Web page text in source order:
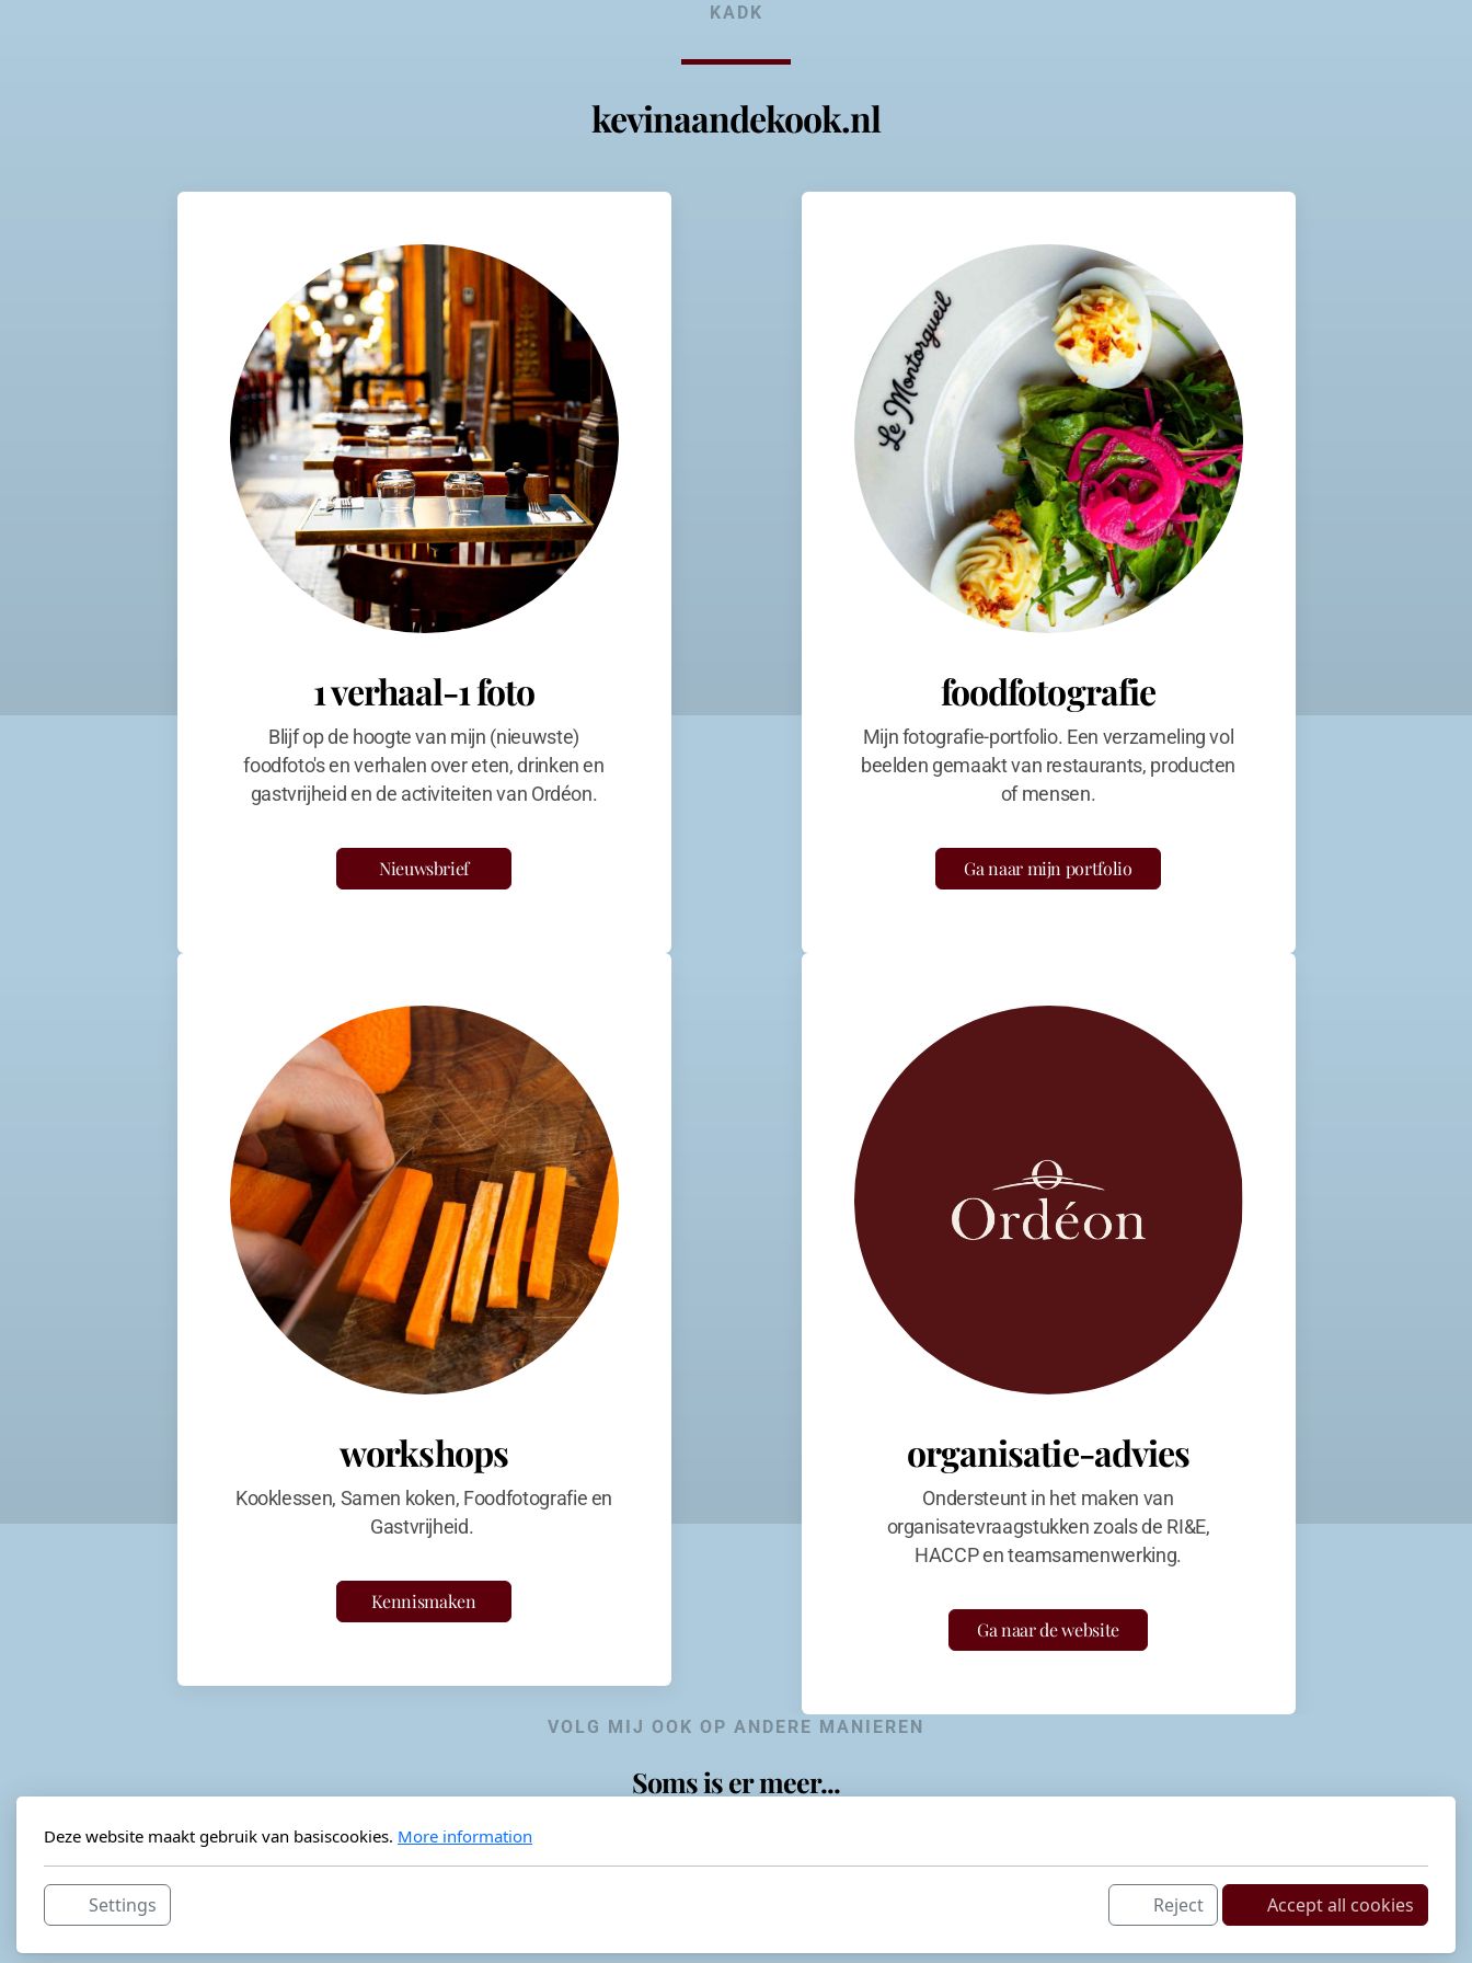
KADK
kevinaandekook.nl
1 verhaal-1 foto
Blijf op de hoogte van mijn (nieuwste)
foodfoto's en verhalen over eten, drinken en
gastvrijheid en de activiteiten van Ordéon.
Nieuwsbrief
foodfotografie
Mijn fotografie-portfolio. Een verzameling vol
beelden gemaakt van restaurants, producten
of mensen.
Ga naar mijn portfolio
workshops
Kooklessen, Samen koken, Foodfotografie en
Gastvrijheid.
Kennismaken
organisatie-advies
Ondersteunt in het maken van
organisatevraagstukken zoals de RI&E,
HACCP en teamsamenwerking.
Ga naar de website
VOLG MIJ OOK OP ANDERE MANIEREN
Soms is er meer...
Deze website maakt gebruik van basiscookies. More information
Settings Reject Accept all cookies